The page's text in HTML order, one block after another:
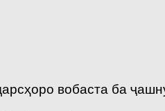
вобаста ба